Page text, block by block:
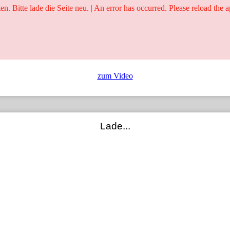
zum Video
Lade...
Bitte lade die Seite neu. | An error has occurred. Please reload the